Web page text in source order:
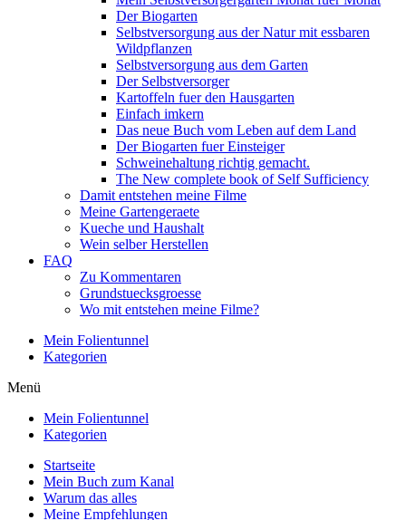
Der Biogarten
Selbstversorgung aus der Natur mit essbaren
Wildpflanzen
Selbstversorgung aus dem Garten
Der Selbstversorger
Kartoffeln fuer den Hausgarten
Einfach imkern
Das neue Buch vom Leben auf dem Land
Der Biogarten fuer Einsteiger
Schweinehaltung richtig gemacht.
The New complete book of Self Sufficiency
Damit entstehen meine Filme
Meine Gartengeraete
Kueche und Haushalt
Wein selber Herstellen
FAQ
Zu Kommentaren
Grundstuecksgroesse
Wo mit entstehen meine Filme?
Mein Folientunnel
Kategorien
Menü
Mein Folientunnel
Kategorien
Startseite
Mein Buch zum Kanal
Warum das alles
Meine Empfehlungen